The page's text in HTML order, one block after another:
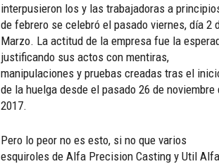
interpusieron los y las trabajadoras a
de febrero se celebró el pasado viernes, día 2
Marzo. La actitud de la empresa fue la
justificando sus actos con mentiras,
manipulaciones y pruebas creadas tras el
de la huelga desde el pasado 26 de noviembre
2017.
Pero lo peor no es esto, si no que varios
esquiroles de Alfa Precision Casting y Util Alfa